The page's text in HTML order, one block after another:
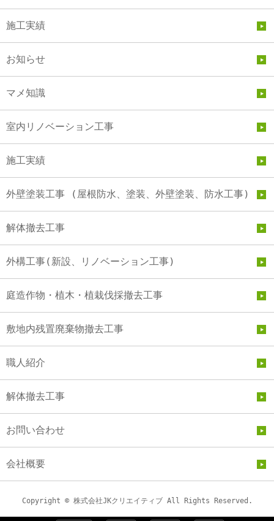
施工実績
お知らせ
マメ知識
室内リノベーション工事
施工実績
外壁塗装工事 (屋根防水、塗装、外壁塗装、防水工事)
解体撤去工事
外構工事(新設、リノベーション工事)
庭造作物・植木・植栽伐採撤去工事
敷地内残置廃棄物撤去工事
職人紹介
解体撤去工事
お問い合わせ
会社概要
Copyright © 株式会社JKクリエイティブ All Rights Reserved.